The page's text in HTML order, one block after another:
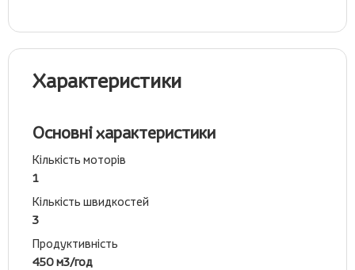
Характеристики
Основні характеристики
Кількість моторів
1
Кількість швидкостей
3
Продуктивність
450 м3/год